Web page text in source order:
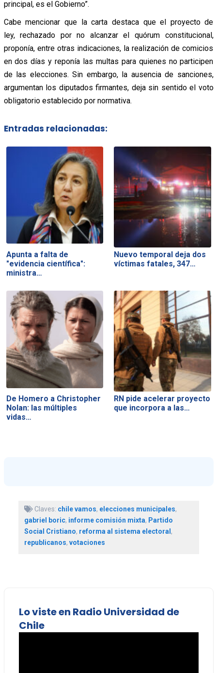
principal, es el Gobierno”.
Cabe mencionar que la carta destaca que el proyecto de
ley, rechazado por no alcanzar el quórum constitucional,
proponía, entre otras indicaciones, la realización de comicios
en dos días y reponía las multas para quienes no participen
de las elecciones. Sin embargo, la ausencia de sanciones,
argumentan los diputados firmantes, deja sin sentido el voto
obligatorio establecido por normativa.
Entradas relacionadas:
Apunta a falta de
"evidencia científica":
ministra…
Nuevo temporal deja dos
víctimas fatales, 347…
De Homero a Christopher
Nolan: las múltiples
vidas…
RN pide acelerar proyecto
que incorpora a las…
Claves: chile vamos, elecciones municipales,
gabriel boric, informe comisión mixta, Partido
Social Cristiano, reforma al sistema electoral,
republicanos, votaciones
Lo viste en Radio Universidad de
Chile